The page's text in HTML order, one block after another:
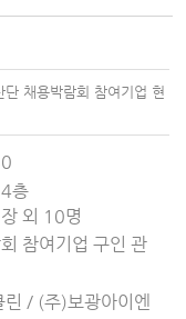
채용박람회 참여기업 현
층
외 10명
참여기업 구인 관
/ (주)보광아이엔